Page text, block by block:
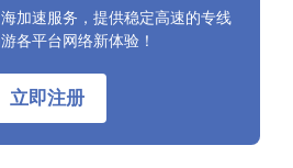
加速服务，提供稳定高速的专线
各平台网络新体验！
立即注册